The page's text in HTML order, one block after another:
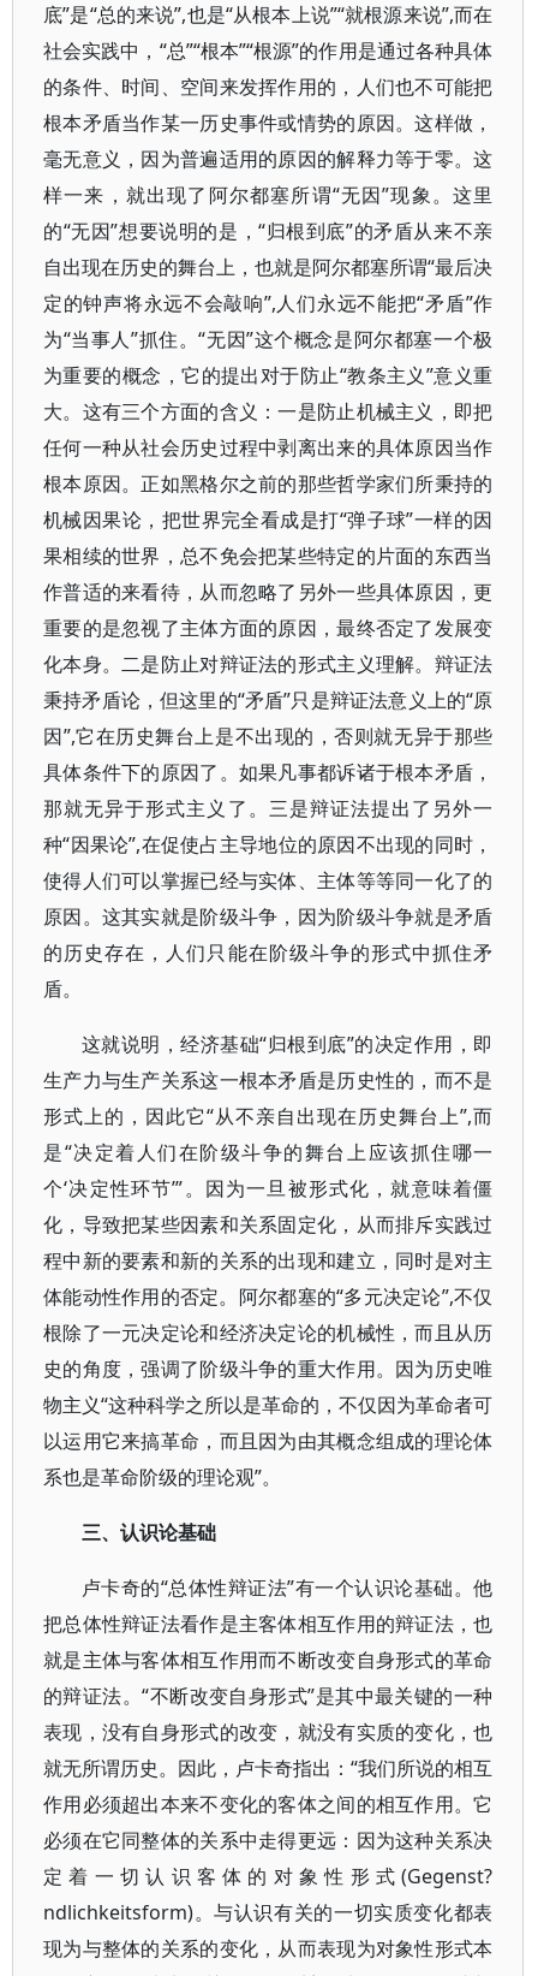
底”是“总的来说”,也是“从根本上说”“就根源来说”,而在
社会实践中，“总”“根本”“根源”的作用是通过各种具体
的条件、时间、空间来发挥作用的，人们也不可能把
根本矛盾当作某一历史事件或情势的原因。这样做，
毫无意义，因为普遍适用的原因的解释力等于零。这
样一来，就出现了阿尔都塞所谓“无因”现象。这里
的“无因”想要说明的是，“归根到底”的矛盾从来不亲
自出现在历史的舞台上，也就是阿尔都塞所谓“最后决
定的钟声将永远不会敲响”,人们永远不能把“矛盾”作
为“当事人”抓住。“无因”这个概念是阿尔都塞一个极
为重要的概念，它的提出对于防止“教条主义”意义重
大。这有三个方面的含义：一是防止机械主义，即把
任何一种从社会历史过程中剥离出来的具体原因当作
根本原因。正如黑格尔之前的那些哲学家们所秉持的
机械因果论，把世界完全看成是打“弹子球”一样的因
果相续的世界，总不免会把某些特定的片面的东西当
作普适的来看待，从而忽略了另外一些具体原因，更
重要的是忽视了主体方面的原因，最终否定了发展变
化本身。二是防止对辩证法的形式主义理解。辩证法
秉持矛盾论，但这里的“矛盾”只是辩证法意义上的“原
因”,它在历史舞台上是不出现的，否则就无异于那些
具体条件下的原因了。如果凡事都诉诸于根本矛盾，
那就无异于形式主义了。三是辩证法提出了另外一
种“因果论”,在促使占主导地位的原因不出现的同时，
使得人们可以掌握已经与实体、主体等等同一化了的
原因。这其实就是阶级斗争，因为阶级斗争就是矛盾
的历史存在，人们只能在阶级斗争的形式中抓住矛
盾。
这就说明，经济基础“归根到底”的决定作用，即
生产力与生产关系这一根本矛盾是历史性的，而不是
形式上的，因此它“从不亲自出现在历史舞台上”,而
是“决定着人们在阶级斗争的舞台上应该抓住哪一
个‘决定性环节’”。因为一旦被形式化，就意味着僵
化，导致把某些因素和关系固定化，从而排斥实践过
程中新的要素和新的关系的出现和建立，同时是对主
体能动性作用的否定。阿尔都塞的“多元决定论”,不仅
根除了一元决定论和经济决定论的机械性，而且从历
史的角度，强调了阶级斗争的重大作用。因为历史唯
物主义“这种科学之所以是革命的，不仅因为革命者可
以运用它来搞革命，而且因为由其概念组成的理论体
系也是革命阶级的理论观”。
三、认识论基础
卢卡奇的“总体性辩证法”有一个认识论基础。他
把总体性辩证法看作是主客体相互作用的辩证法，也
就是主体与客体相互作用而不断改变自身形式的革命
的辩证法。“不断改变自身形式”是其中最关键的一种
表现，没有自身形式的改变，就没有实质的变化，也
就无所谓历史。因此，卢卡奇指出：“我们所说的相互
作用必须超出本来不变化的客体之间的相互作用。它
必须在它同整体的关系中走得更远：因为这种关系决
定着一切认识客体的对象性形式(Gegenst?
ndlichkeitsform)。与认识有关的一切实质变化都表
现为与整体的关系的变化，从而表现为对象性形式本